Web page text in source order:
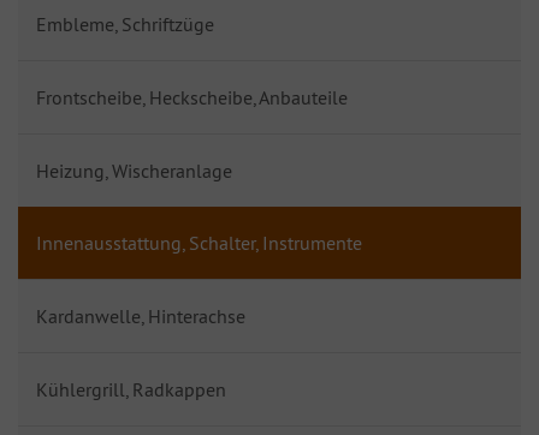
Embleme, Schriftzüge
Frontscheibe, Heckscheibe, Anbauteile
Heizung, Wischeranlage
Innenausstattung, Schalter, Instrumente
Kardanwelle, Hinterachse
Kühlergrill, Radkappen